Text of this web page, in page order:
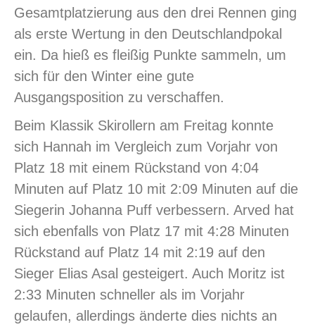
Gesamtplatzierung aus den drei Rennen ging
als erste Wertung in den Deutschlandpokal
ein. Da hieß es fleißig Punkte sammeln, um
sich für den Winter eine gute
Ausgangsposition zu verschaffen.
Beim Klassik Skirollern am Freitag konnte
sich Hannah im Vergleich zum Vorjahr von
Platz 18 mit einem Rückstand von 4:04
Minuten auf Platz 10 mit 2:09 Minuten auf die
Siegerin Johanna Puff verbessern. Arved hat
sich ebenfalls von Platz 17 mit 4:28 Minuten
Rückstand auf Platz 14 mit 2:19 auf den
Sieger Elias Asal gesteigert. Auch Moritz ist
2:33 Minuten schneller als im Vorjahr
gelaufen, allerdings änderte dies nichts an